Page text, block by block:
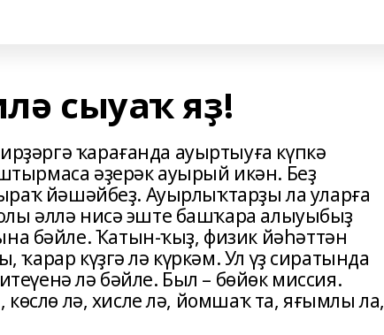
сыуаҡ яҙ!
ҡарағанда ауыртыуға күпкә
әҙерәк ауырый икән. Беҙ
йәшәйбеҙ. Ауырлыҡтарҙы ла уларға
әллә нисә эште башҡара алыуыбыҙ
бәйле. Ҡатын-ҡыҙ, физик йәһәттән
күҙгә лә күркәм. Ул үҙ сиратында
лә бәйле. Был – бөйөк миссия.
көслө лә, хисле лә, йомшаҡ та, яғымлы ла,